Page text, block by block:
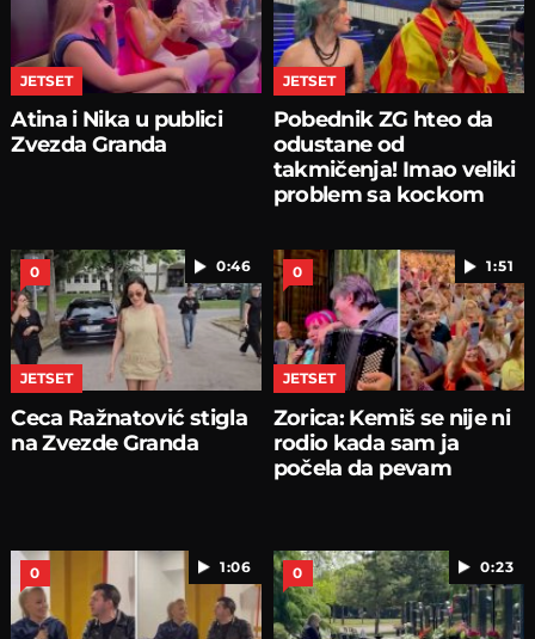
JETSET
Atina i Nika u publici
Zvezda Granda
JETSET
Pobednik ZG hteo da
odustane od
takmičenja! Imao veliki
problem sa kockom
0:46
0
JETSET
Ceca Ražnatović stigla
na Zvezde Granda
1:51
0
JETSET
Zorica: Kemiš se nije ni
rodio kada sam ja
počela da pevam
1:06
0 0:23
0